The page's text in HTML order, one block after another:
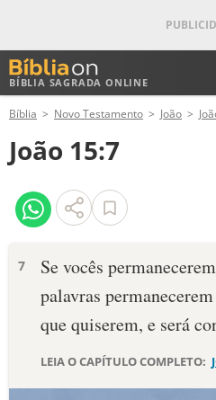
BÍBLIA SAGRADA ONLINE
ANTIGO TESTAMENTO
NOVO TESTAMENTO
VERSÍCULOS
PALAVRA DO DIA
DEVOCIONAL DIÁRIO
Bíblia Novo Testamento João
João 15:7
7
Se vocês
palavras
que quiserem, e será
LEIA O CAPÍTULO COMPLETO: